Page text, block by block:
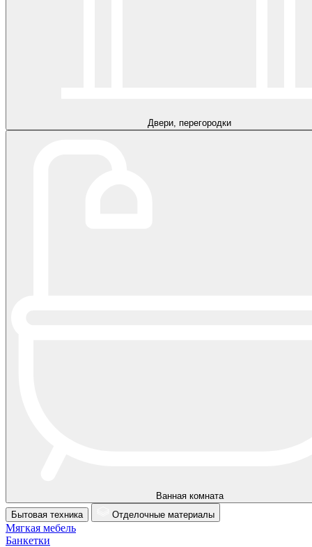
Двери, перегородки
Ванная комната
Бытовая техника
Отделочные материалы
Мягкая мебель
Банкетки